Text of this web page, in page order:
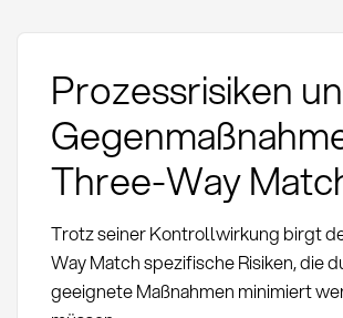
Prozessrisiken
Three-Way
Trotz seiner Kontrollwirkung birgt
Way Match spezifische Risiken, die
geeignete Maßnahmen minimiert